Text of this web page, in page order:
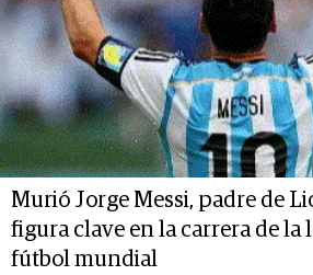
Murió Jorge Messi, padre de
figura clave en la carrera de la
fútbol mundial